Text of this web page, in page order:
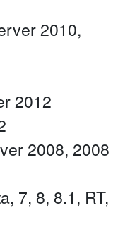
2010,
2012
2008, 2008
7, 8, 8.1, RT,